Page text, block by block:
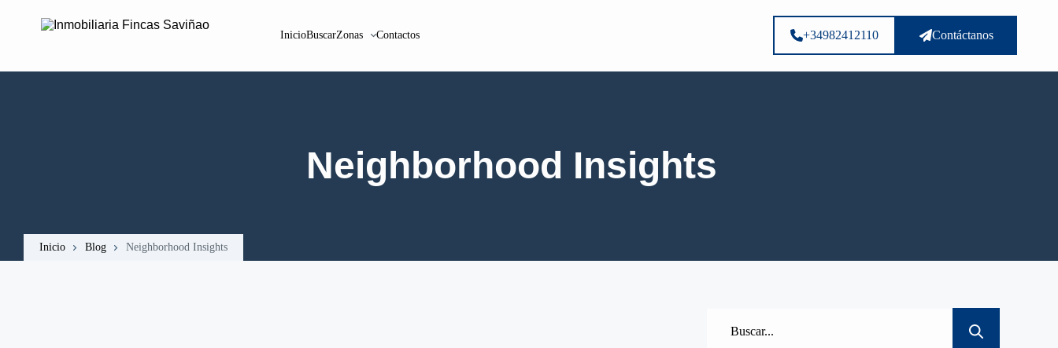
InicioBuscarZonas Contactos +34982412110 Contáctanos
Neighborhood Insights
Inicio Blog Neighborhood Insights